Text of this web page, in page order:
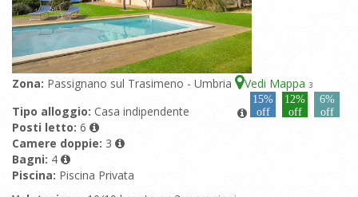
Zona: Passignano sul Trasimeno - Umbria Vedi Mappa 3
15%
off
12%
off
6%
off
Tipo alloggio: Casa indipendente
Posti letto: 6
Camere doppie: 3
Bagni: 4
Piscina: Piscina Privata